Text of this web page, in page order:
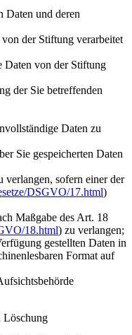
Daten und deren
der Stiftung verarbeitet
Daten von der Stiftung
der Sie betreffenden
Daten zu
Sie gespeicherten Daten
verlangen, sofern einer der
DSGVO/17.html)
Maßgabe des Art. 18
18.html) zu verlangen;
gestellten Daten in
Format auf
Löschung